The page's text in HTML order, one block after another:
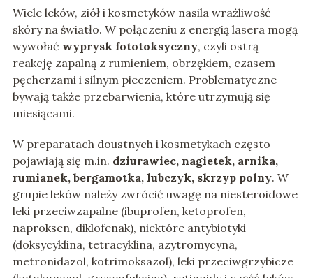
Wiele leków, ziół i kosmetyków nasila wrażliwość
skóry na światło. W połączeniu z energią lasera mogą
wywołać wyprysk fototoksyczny, czyli ostrą
reakcję zapalną z rumieniem, obrzękiem, czasem
pęcherzami i silnym pieczeniem. Problematyczne
bywają także przebarwienia, które utrzymują się
miesiącami.
W preparatach doustnych i kosmetykach często
pojawiają się m.in. dziurawiec, nagietek, arnika,
rumianek, bergamotka, lubczyk, skrzyp polny. W
grupie leków należy zwrócić uwagę na niesteroidowe
leki przeciwzapalne (ibuprofen, ketoprofen,
naproksen, diklofenak), niektóre antybiotyki
(doksycyklina, tetracyklina, azytromycyna,
metronidazol, kotrimoksazol), leki przeciwgrzybicze